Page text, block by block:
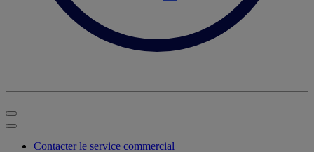
Contacter le service commercial